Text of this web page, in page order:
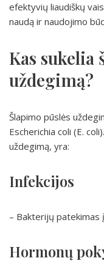
efektyvių liaudiškų
naudą ir naudojimo
Kas sukelia
uždegimą?
Šlapimo pūslės
Escherichia coli (E.
uždegimą, yra:
Infekcijos
– Bakterijų patekimas
Hormonų